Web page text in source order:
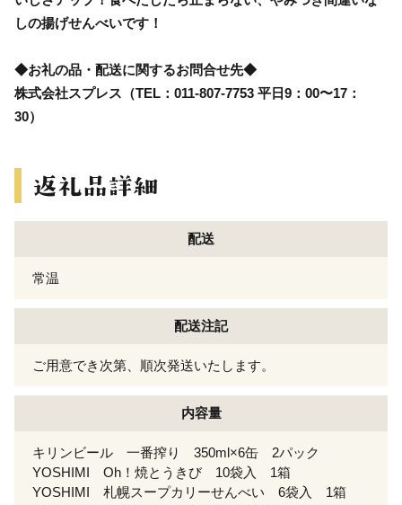
しの揚げせんべいです！
◆お礼の品・配送に関するお問合せ先◆
株式会社スプレス（TEL：011-807-7753 平日9：00〜17：
30）
配送
常温
配送注記
ご用意でき次第、順次発送いたします。
内容量
キリンビール 一番搾り 350ml×6缶 2パック
YOSHIMI Oh！焼とうきび 10袋入 1箱
YOSHIMI 札幌スープカリーせんべい 6袋入 1箱